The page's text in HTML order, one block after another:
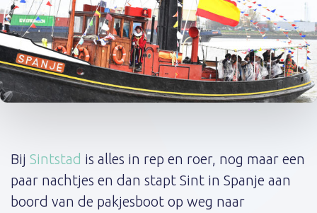
Bij Sintstad is alles in rep en roer, nog maar een
paar nachtjes en dan stapt Sint in Spanje aan
boord van de pakjesboot op weg naar
navigation